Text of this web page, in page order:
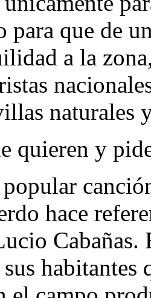
para que de
a la
naturales
quieren y
hace